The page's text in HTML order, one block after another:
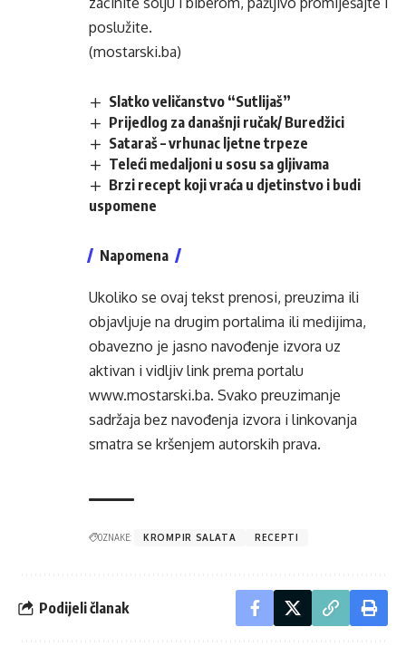
poslužite.
(mostarski.ba)
Slatko veličanstvo “Sutlijaš”
Prijedlog za današnji ručak/ Buredžici
Sataraš – vrhunac ljetne trpeze
Teleći medaljoni u sosu sa gljivama
Brzi recept koji vraća u djetinstvo i budi
uspomene
Napomena
Ukoliko se ovaj tekst prenosi, preuzima ili
objavljuje na drugim portalima ili medijima,
obavezno je jasno navođenje izvora uz
aktivan i vidljiv link prema portalu
www.mostarski.ba. Svako preuzimanje
sadržaja bez navođenja izvora i linkovanja
smatra se kršenjem autorskih prava.
OZNAKE: KROMPIR SALATA RECEPTI
Podijeli članak